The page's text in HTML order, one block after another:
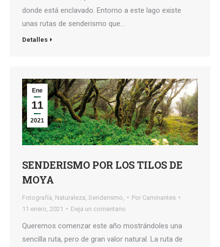
donde está enclavado. Entorno a este lago existe
unas rutas de senderismo que…
Detalles
Ene
11
2021
SENDERISMO POR LOS TILOS DE
MOYA
Fotografía Naturaleza Senderismo, Por Caminantes
11 enero, 2021
Deja un comentario
Queremos comenzar este año mostrándoles una
sencilla ruta, pero de gran valor natural. La ruta de